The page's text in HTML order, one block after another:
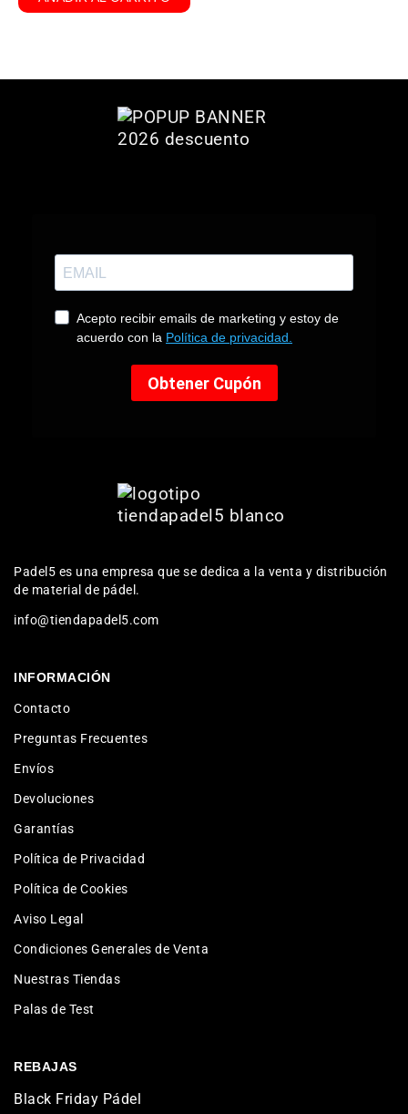
Padel5 es una empresa que se dedica a la venta y distribución
de material de pádel.
info@tiendapadel5.com
INFORMACIÓN
Contacto
Preguntas Frecuentes
Envíos
Devoluciones
Garantías
Política de Privacidad
Política de Cookies
Aviso Legal
Condiciones Generales de Venta
Nuestras Tiendas
Palas de Test
REBAJAS
Black Friday Pádel